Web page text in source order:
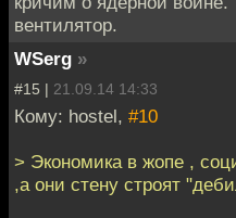
вентилятор.
WSerg »
#15 | 21.09.14 14:33
Кому: hostel, #10
> Экономика в жопе ,
,а они стену строят